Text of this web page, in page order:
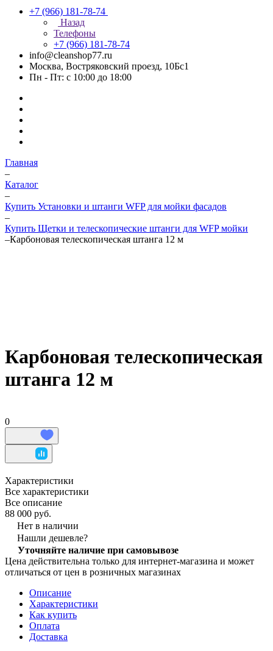
+7 (966) 181-78-74
Назад
Телефоны
+7 (966) 181-78-74
info@cleanshop77.ru
Москва, Востряковский проезд, 10Бс1
Пн - Пт: с 10:00 до 18:00
Главная
–
Каталог
–
Купить Установки и штанги WFP для мойки фасадов
–
Купить Щетки и телескопические штанги для WFP мойки
–Карбоновая телескопическая штанга 12 м
Карбоновая телескопическая
штанга 12 м
0
Характеристики
Все характеристики
Все описание
88 000 руб.
Нет в наличии
Нашли дешевле?
Уточняйте наличие при самовывозе
Цена действительна только для интернет-магазина и может
отличаться от цен в розничных магазинах
Описание
Характеристики
Как купить
Оплата
Доставка